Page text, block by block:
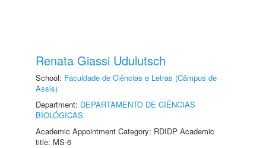
Renata Giassi Udulutsch
School: Faculdade de Ciências e Letras (Câmpus de
Assis)
Department: DEPARTAMENTO DE CIÊNCIAS
BIOLÓGICAS
Academic Appointment Category: RDIDP Academic
title: MS-6